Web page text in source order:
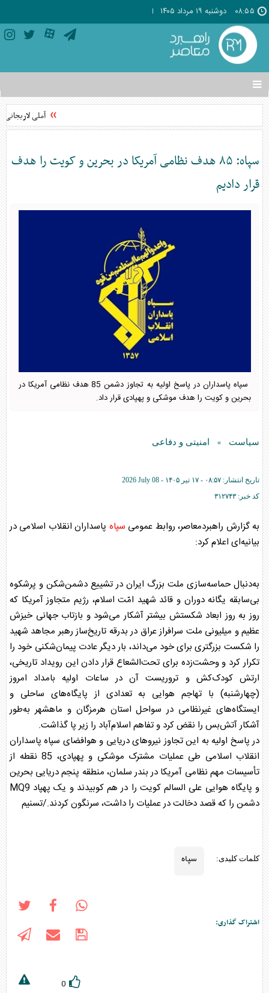
۰۸:۵۵ دوشنبه ۱۹ مرداد ۱۴۰۵
تغییر
وضعیت
منوی
ها
آملی
سپاه: ۸۵ هدف نظامی آمریکا در بحرین و کویت را هدف
قرار دادیم
سپاه پاسداران در پاسخ اولیه به تجاوز دشمن 85 هدف نظامی آمریکا در
بحرین و کویت را هدف موشکی و پهپادی قرار داد.
سیاست » امنیتی و دفاعی
تاریخ انتشار: ۰۸:۵۷ - ۱۷ تير ۱۴۰۵ -
2026 July 08
کد خبر: ۳۱۲۷۴۳
به گزارش راهبردمعاصر، روابط عمومی سپاه پاسداران انقلاب اسلامی در
بیانیه‌ای اعلام کرد:
به‌دنبال حماسه‌سازی ملت بزرگ ایران در تشییع دشمن‌شکن و پرشکوه
بی‌سابقه یگانه دوران و قائد شهید امّت اسلام، رژیم متجاوز آمریکا که
روز به روز ابعاد شکستش بیشتر آشکار می‌شود و بازتاب جهانی خیزش
عظیم و میلیونی ملت سرافراز عراق در بدرقه تاریخ‌ساز رهبر مجاهد شهید
را شکست بزرگتری برای خود می‌داند، بار دیگر عادت پیمان‌شکنی خود را
تکرار کرد و وحشت‌زده برای تحت‌الشعاع قرار دادن این رویداد تاریخی،
ارتش کودک‌کش و تروریست آن در ساعات اولیه بامداد امروز
(چهارشنبه) با تهاجم هوایی به تعدادی از پایگاه‌های ساحلی و
ایستگاه‌های غیرنظامی در سواحل استان هرمزگان و ماهشهر به‌طور
آشکار آتش‌بس را نقض کرد و تفاهم اسلام‌آباد را زیر پا گذاشت.
در پاسخ اولیه به این تجاوز نیروهای دریایی و هوافضای سپاهپاسداران
انقلاب اسلامی طی عملیات مشترک موشکی و پهپادی، 85 نقطه از
تأسیسات مهم نظامی آمریکا در بندر سلمان، منطقه پنجم دریایی بحرین
و پایگاه هوایی علی السالم کویت را در هم کوبیدند و یک پهپاد MQ9
دشمن را که قصد دخالت در عملیات را داشت، سرنگون کردند./تسنیم
کلمات کلیدی: سپاه
اشتراک گذاری:
0